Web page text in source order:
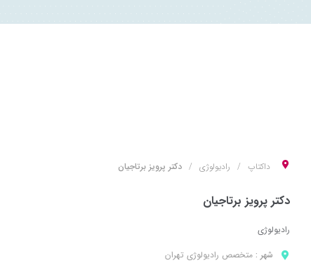
داکتاپ رادیولوژی دکتر پرویز برتاجیان
دکتر پرویز برتاجیان
رادیولوژی
شهر : متخصص رادیولوژی تهران